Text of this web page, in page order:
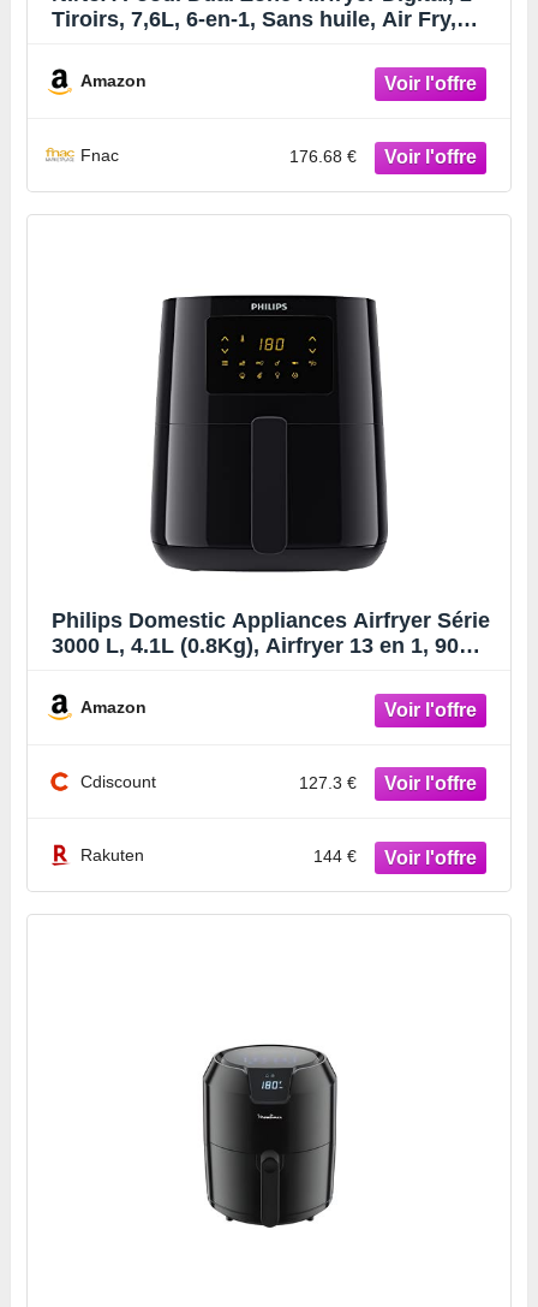
Tiroirs, 7,6L, 6-en-1, Sans huile, Air Fry,
Déshydrater, Antiadhésif, Paniers lavables
au lave-vaisselle, Noir AF300EU
Amazon
Fnac 176.68 €
Philips Domestic Appliances Airfryer Série
3000 L, 4.1L (0.8Kg), Airfryer 13 en 1, 90%
Rapid Air, Digitale, Application de recette
(HD9252/90)
Amazon
Cdiscount 127.3 €
Rakuten 144 €